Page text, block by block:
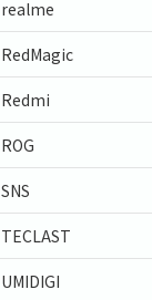
realme
RedMagic
Redmi
ROG
SNS
TECLAST
UMIDIGI